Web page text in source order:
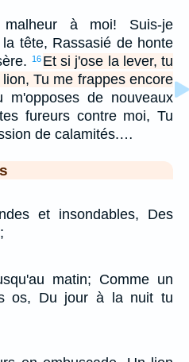
malheur à moi! Suis-je
tête, Rassasié de honte
16 Et si j'ose la lever, tu
Tu me frappes encore
m'opposes de nouveaux
fureurs contre moi, Tu
de calamités.…
et insondables, Des
matin; Comme un
os, Du jour à la nuit tu